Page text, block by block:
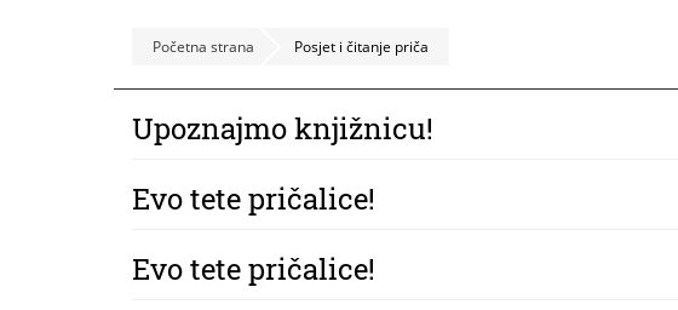
Početna strana Posjet i čitanje priča
Upoznajmo knjižnicu!
Evo tete pričalice!
Evo tete pričalice!